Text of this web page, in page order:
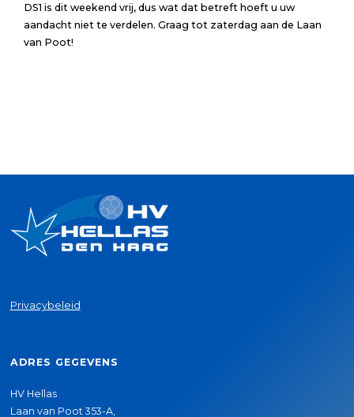
DS1 is dit weekend vrij, dus wat dat betreft hoeft u uw
aandacht niet te verdelen. Graag tot zaterdag aan de Laan
van Poot!
Privacybeleid
ADRES GEGEVENS
HV Hellas
Laan van Poot 353-A,